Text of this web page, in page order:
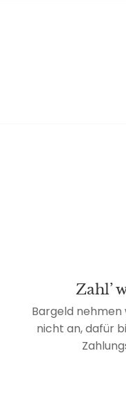
Zahl’
Bargeld nehmen
nicht an, dafür